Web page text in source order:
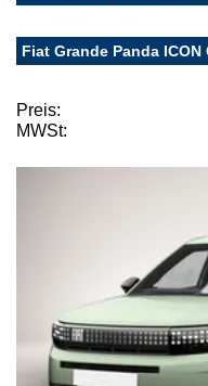
Fiat Grande Panda ICON
Preis:
MWSt: